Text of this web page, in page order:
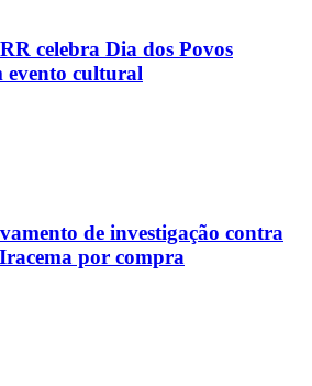
celebra Dia dos Povos
evento cultural
de investigação contra
por compra